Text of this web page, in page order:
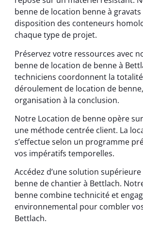
benne de location benne à gravats
disposition des conteneurs
chaque type de projet.
Préservez votre ressources avec
benne de location de benne à
techniciens coordonnent la
déroulement de location de
organisation à la conclusion.
Notre Location de benne opère
une méthode centrée client. La
s’effectue selon un programme
vos impératifs temporelles.
Accédez d’une solution
benne de chantier à Bettlach.
benne combine technicité et
environnemental pour combler
Bettlach.